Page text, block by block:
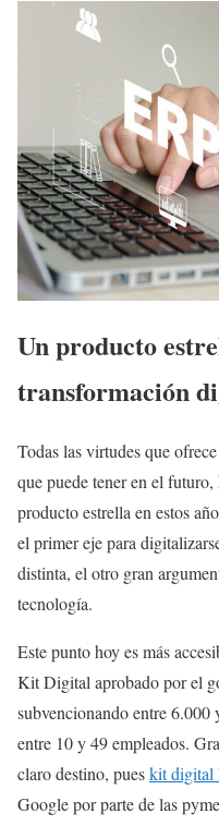
Un producto
transformación
Todas las virtudes que
que puede tener en el
producto estrella en estos
el primer eje para
distinta, el otro gran
tecnología.
Este punto hoy es más
Kit Digital aprobado por el
subvencionando entre 6.000
entre 10 y 49 empleados.
claro destino, pueskit digital
Google por parte de las